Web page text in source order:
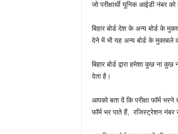
जो परीक्षार्थी यूनिक आईडी नंबर को
बिहार बोर्ड देश के अन्य बोर्ड के
देने में भी यह अन्य बोर्ड के
बिहार बोर्ड द्वारा हमेशा कुछ ना
देता है।
आपको बता दें कि परीक्षा फॉर्म
फॉर्म भर पाते हैं, रजिस्ट्रेशन नंबर